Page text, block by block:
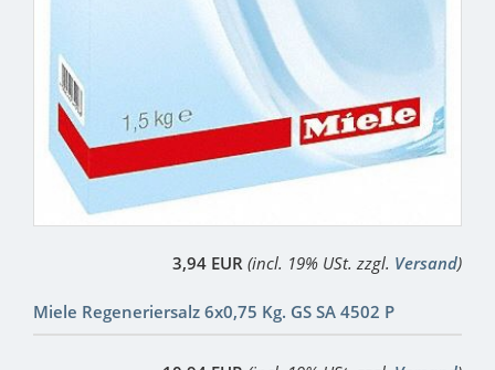
3,94 EUR (incl. 19% USt. zzgl. Versand)
Miele Regeneriersalz 6x0,75 Kg. GS SA 4502 P